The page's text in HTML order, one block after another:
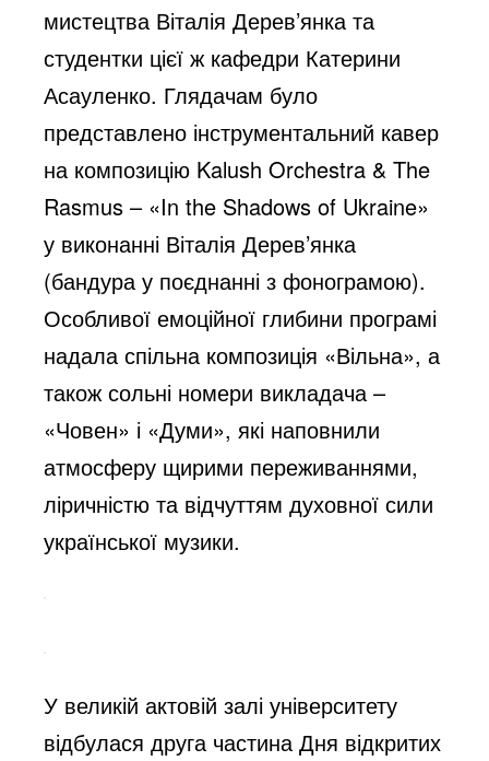
мистецтва Віталія Дерев’янка та
студентки цієї ж кафедри Катерини
Асауленко. Глядачам було
представлено інструментальний кавер
на композицію Kalush Orchestra & The
Rasmus – «In the Shadows of Ukraine»
у виконанні Віталія Дерев’янка
(бандура у поєднанні з фонограмою).
Особливої емоційної глибини програмі
надала спільна композиція «Вільна», а
також сольні номери викладача –
«Човен» і «Думи», які наповнили
атмосферу щирими переживаннями,
ліричністю та відчуттям духовної сили
української музики.
У великій актовій залі університету
відбулася друга частина Дня відкритих